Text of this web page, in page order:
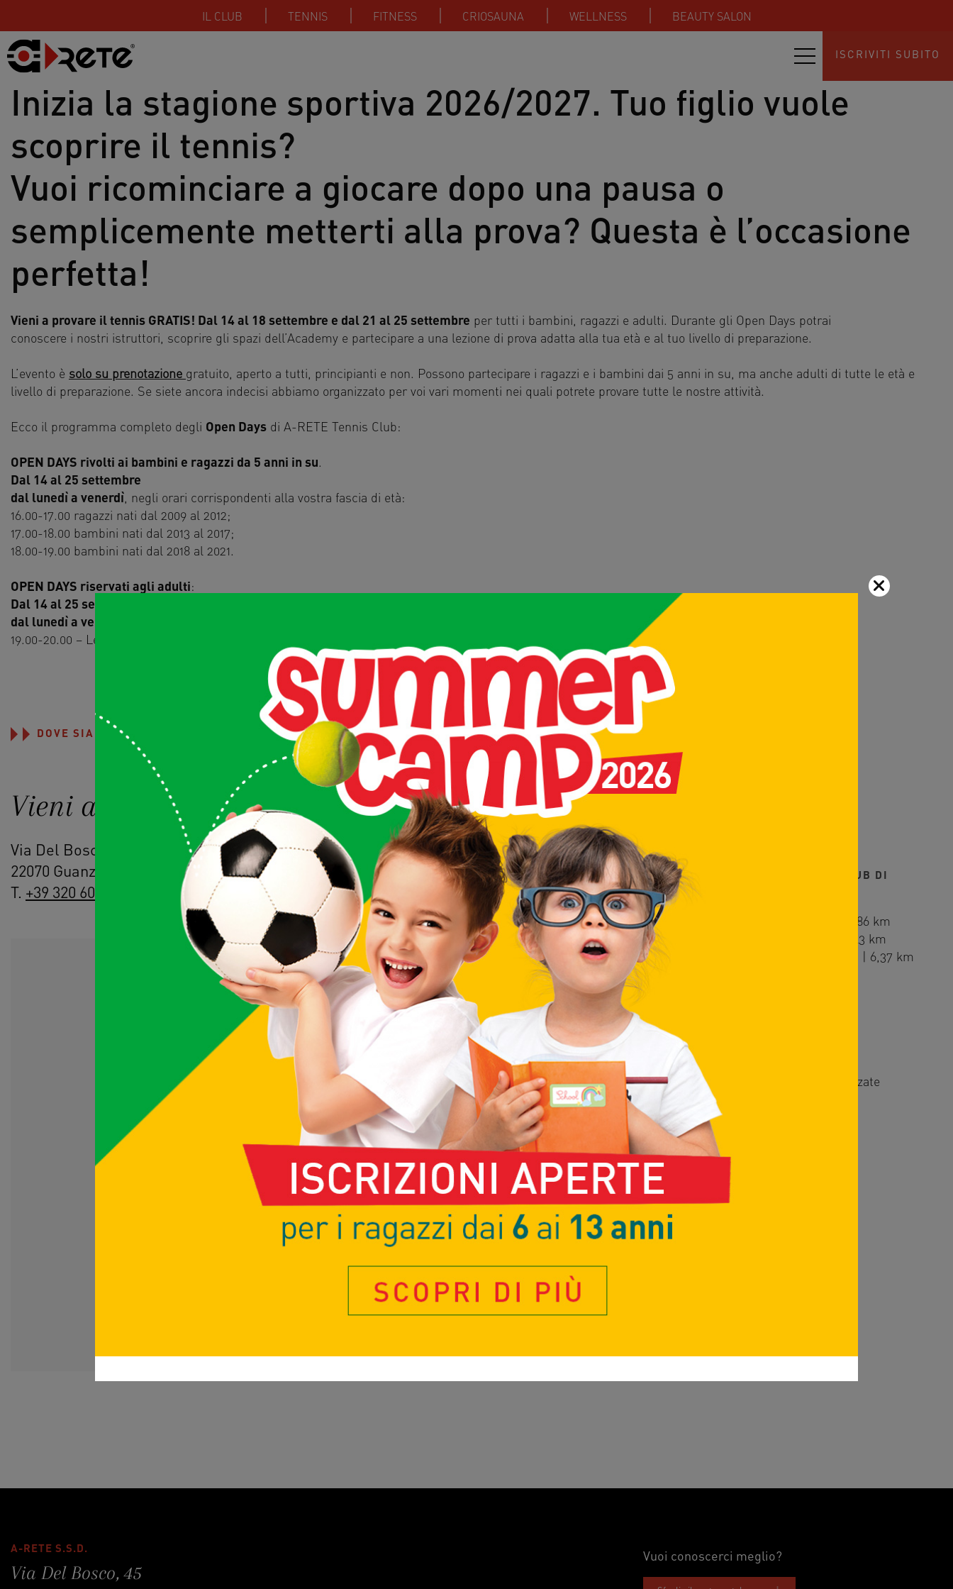
IL CLUB TENNIS FITNESS CRIOSAUNA WELLNESS BEAUTY SALON
ISCRIVITI SUBITO
Inizia la stagione sportiva 2026/2027. Tuo figlio vuole
scoprire il tennis?
Vuoi ricominciare a giocare dopo una pausa o
semplicemente metterti alla prova? Questa è l’occasione
perfetta!
Vieni a provare il tennis GRATIS! Dal 14 al 18 settembre e dal 21 al 25 settembre per tutti i bambini, ragazzi e adulti. Durante gli Open Days potrai
conoscere i nostri istruttori, scoprire gli spazi dell’Academy e partecipare a una lezione di prova adatta alla tua età e al tuo livello di preparazione.
L’evento è solo su prenotazione gratuito, aperto a tutti, principianti e non. Possono partecipare i ragazzi e i bambini dai 5 anni in su, ma anche adulti di tutte le età e
livello di preparazione. Se siete ancora indecisi abbiamo organizzato per voi vari momenti nei quali potrete provare tutte le nostre attività.
Ecco il programma completo degli Open Days di A-RETE Tennis Club:
OPEN DAYS rivolti ai bambini e ragazzi da 5 anni in su.
Dal 14 al 25 settembre
dal lunedì a venerdì, negli orari corrispondenti alla vostra fascia di età:
16.00-17.00 ragazzi nati dal 2009 al 2012;
17.00-18.00 bambini nati dal 2013 al 2017;
18.00-19.00 bambini nati dal 2018 al 2021.
OPEN DAYS riservati agli adulti:
Dal 14 al 25 settembre
dal lunedì a venerdì
19.00-20.00 – Lezione di prova con suddivisione dei partecipanti in base al livello di preparazione.
DOVE SIAMO
Vieni a trovarci
Via Del Bosco 45
22070 Guanzate (CO)
T. +39 320 602 7586 info@a-rete.com
Come Raggiungerci
IN AUTO
PERCORRENDO L'AUTOSTRADA LE USCITE PIÙ VICINE AL CLUB DI
GUANZATE SONO:
Uscita Lomazzo Nord | A8 autostrada dei Laghi | Milano-Varese | 1,86 km
Uscita Lomazzo sud | A8 autostrada dei Laghi | Milano-Varese | 3,43 km
Uscita Bregnano Lazzate | A36 autostrada Pedemontana Lombarda | 6,37 km
IN TRENO
Trenord – Fermata Lomazzo
IN BUS
Bus diretto in partenza da Como – Piazza Vittoria e in arrivo a Guanzate
A-RETE S.S.D.
Via Del Bosco, 45
Vuoi conoscerci meglio?